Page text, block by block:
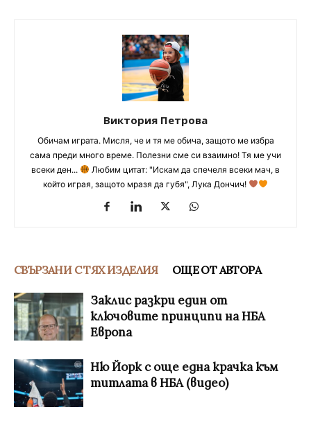
Виктория Петрова
Обичам играта. Мисля, че и тя ме обича, защото ме избра
сама преди много време. Полезни сме си взаимно! Тя ме учи
всеки ден...
Любим цитат: "Искам да спечеля всеки мач, в
който играя, защото мразя да губя", Лука Дончич!
СВЪРЗАНИ С ТЯХ ИЗДЕЛИЯ ОЩЕ ОТ АВТОРА
Заклис разкри един от
ключовите принципи на НБА
Европа
Ню Йорк с още една крачка към
титлата в НБА (видео)